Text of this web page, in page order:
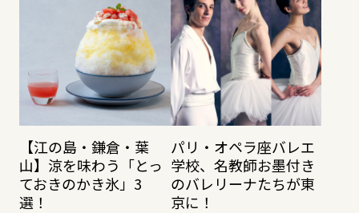
【江の島・鎌倉・葉
山】涼を味わう「とっ
ておきのかき氷」3
選！
パリ・オペラ座バレエ
学校、名教師お墨付き
のバレリーナたちが東
京に！